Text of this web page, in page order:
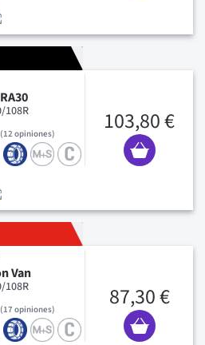
108R
12 opiniones 103,80 €
Van
108R
17 opiniones 87,30 €